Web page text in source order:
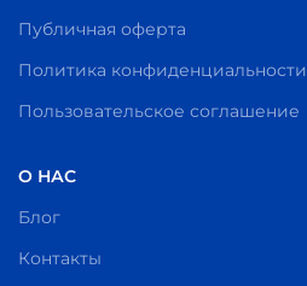
Публичная оферта
Политика конфиденциальности
Пользовательское соглашение
О НАС
Блог
Контакты